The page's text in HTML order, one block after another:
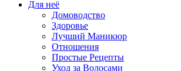
Для неё
Домоводство
Здоровье
Лучший Маникюр
Отношения
Простые Рецепты
Уход за Волосами